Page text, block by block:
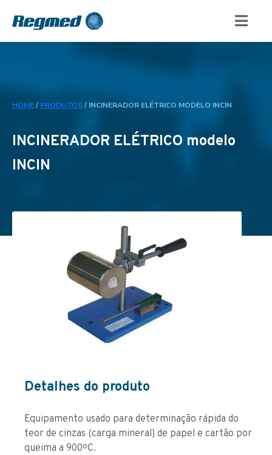
HOME/ PRODUTOS/ INCINERADOR ELÉTRICO MODELO INCIN
INCINERADOR ELÉTRICO modelo
INCIN
Detalhes do produto
Equipamento usado para determinação rápida do
teor de cinzas (carga mineral) de papel e cartão por
queima a 900ºC.